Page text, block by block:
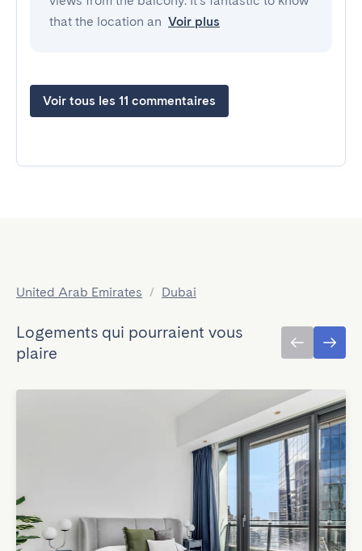
that the location an Voir plus
Voir tous les 11 commentaires
United Arab Emirates / Dubai
Logements qui pourraient vous
plaire